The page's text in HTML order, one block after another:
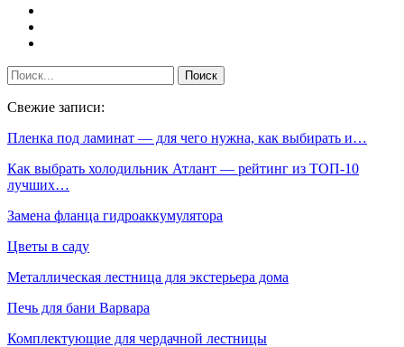
Свежие записи:
Пленка под ламинат — для чего нужна, как выбирать и…
Как выбрать холодильник Атлант — рейтинг из ТОП-10
лучших…
Замена фланца гидроаккумулятора
Цветы в саду
Металлическая лестница для экстерьера дома
Печь для бани Варвара
Комплектующие для чердачной лестницы